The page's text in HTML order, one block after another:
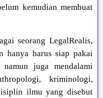
kemudian membuat
seorang LegalRealis,
hanya harus siap pakai
juga mendalami
kriminologi,
ilmu yang disebut